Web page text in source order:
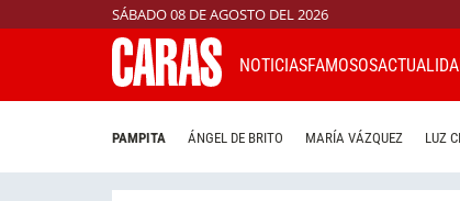
SÁBADO 08 DE AGOSTO DEL 2026
NOTICIASFAMOSOS
PAMPITA ÁNGEL DE BRITO MARÍA VÁZQUEZ LUZ